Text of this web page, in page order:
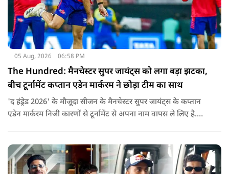
05 Aug, 2026 06:58 PM
The Hundred: मैनचेस्टर सुपर जायंट्स को लगा बड़ा झटका,
बीच टूर्नामेंट कप्तान एडेन मार्करम ने छोड़ा टीम का साथ
'द हंड्रेड 2026' के मौजूदा सीजन के मैनचेस्टर सुपर जायंट्स के कप्तान
एडेन मार्करम निजी कारणों से टूर्नामेंट से अपना नाम वापस ले लिए है.